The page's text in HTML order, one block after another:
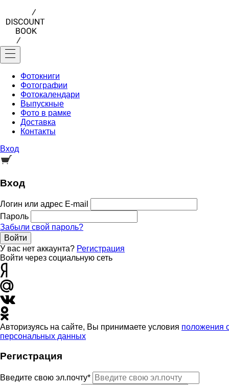
Фотокниги
Фотографии
Фотокалендари
Выпускные
Фото в рамке
Доставка
Контакты
Вход
Вход
Логин или адрес E-mail
Пароль
Забыли свой пароль?
Войти
У вас нет аккаунта? Регистрация
Войти через социальную сеть
Авторизуясь на сайте, Вы принимаете условия положения
персональных данных
Регистрация
Введите свою эл.почту*